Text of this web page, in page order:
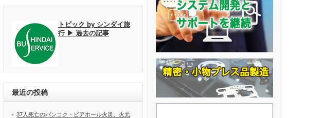
トピック by シンダイ旅
行 ▶ 過去の記事
最近の投稿
37人死亡のバンコク・ビアホール火災、火元